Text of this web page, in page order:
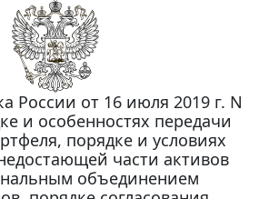
России от 16 июля 2019 г. N
и особенностях передачи
порядке и условиях
части активов
объединением